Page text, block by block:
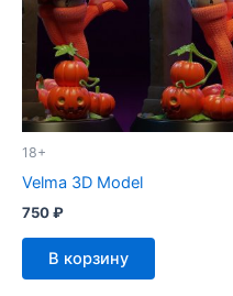
18+
Velma 3D Model
750₽
В корзину